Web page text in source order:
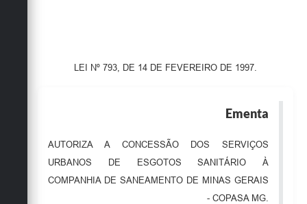
LEI Nº 793, DE 14 DE FEVEREIRO DE 1997.
Ementa
AUTORIZA A CONCESSÃO DOS SERVIÇOS
URBANOS DE ESGOTOS SANITÁRIO À
COMPANHIA DE SANEAMENTO DE MINAS GERAIS
- COPASA MG.